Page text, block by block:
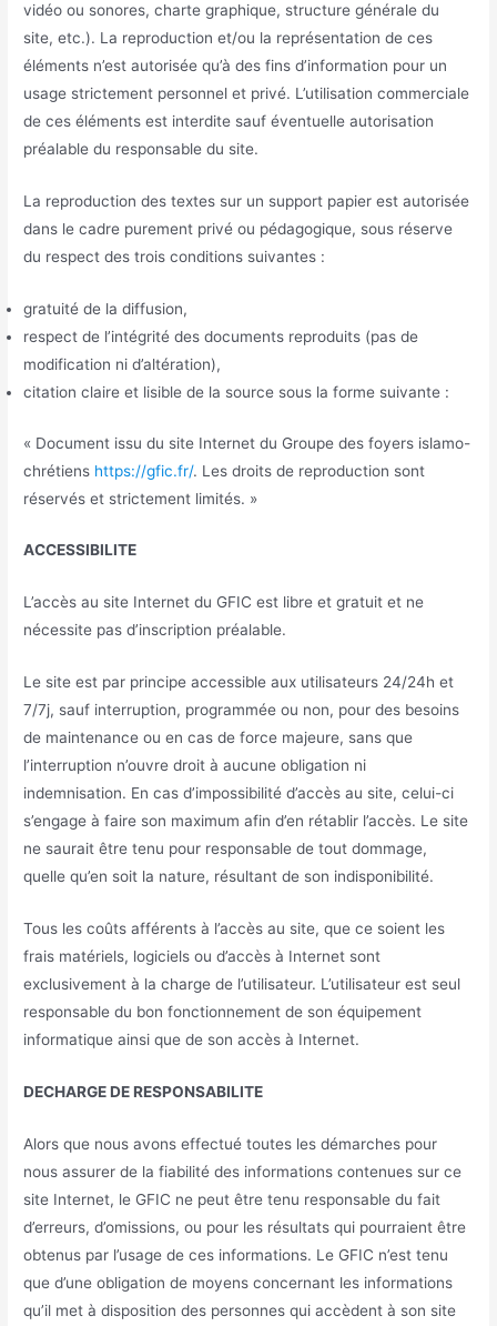
vidéo ou sonores, charte graphique, structure générale du
site, etc.). La reproduction et/ou la représentation de ces
éléments n’est autorisée qu’à des fins d’information pour un
usage strictement personnel et privé. L’utilisation commerciale
de ces éléments est interdite sauf éventuelle autorisation
préalable du responsable du site.
La reproduction des textes sur un support papier est autorisée
dans le cadre purement privé ou pédagogique, sous réserve
du respect des trois conditions suivantes :
gratuité de la diffusion,
respect de l’intégrité des documents reproduits (pas de
modification ni d’altération),
citation claire et lisible de la source sous la forme suivante :
« Document issu du site Internet du Groupe des foyers islamo-
chrétiens https://gfic.fr/. Les droits de reproduction sont
réservés et strictement limités. »
ACCESSIBILITE
L’accès au site Internet du GFIC est libre et gratuit et ne
nécessite pas d’inscription préalable.
Le site est par principe accessible aux utilisateurs 24/24h et
7/7j, sauf interruption, programmée ou non, pour des besoins
de maintenance ou en cas de force majeure, sans que
l’interruption n’ouvre droit à aucune obligation ni
indemnisation. En cas d’impossibilité d’accès au site, celui-ci
s’engage à faire son maximum afin d’en rétablir l’accès. Le site
ne saurait être tenu pour responsable de tout dommage,
quelle qu’en soit la nature, résultant de son indisponibilité.
Tous les coûts afférents à l’accès au site, que ce soient les
frais matériels, logiciels ou d’accès à Internet sont
exclusivement à la charge de l’utilisateur. L’utilisateur est seul
responsable du bon fonctionnement de son équipement
informatique ainsi que de son accès à Internet.
DECHARGE DE RESPONSABILITE
Alors que nous avons effectué toutes les démarches pour
nous assurer de la fiabilité des informations contenues sur ce
site Internet, le GFIC ne peut être tenu responsable du fait
d’erreurs, d’omissions, ou pour les résultats qui pourraient être
obtenus par l’usage de ces informations. Le GFIC n’est tenu
que d’une obligation de moyens concernant les informations
qu’il met à disposition des personnes qui accèdent à son site